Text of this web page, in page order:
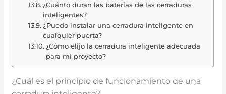
¿Cuánto duran las baterías de las cerraduras
inteligentes?
¿Puedo instalar una cerradura inteligente en
cualquier puerta?
¿Cómo elijo la cerradura inteligente adecuada
para mi proyecto?
¿Cuál es el principio de funcionamiento de una